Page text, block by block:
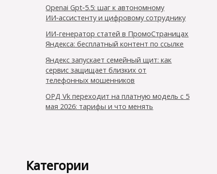
Openai Gpt‑5.5: шаг к автономному
ИИ‑ассистенту и цифровому сотруднику
ИИ-генератор статей в ПромоСтраницах
Яндекса: бесплатный контент по ссылке
Яндекс запускает семейный щит: как
сервис защищает близких от
телефонных мошенников
ОРД Vk переходит на платную модель с 5
мая 2026: тарифы и что менять
Категории